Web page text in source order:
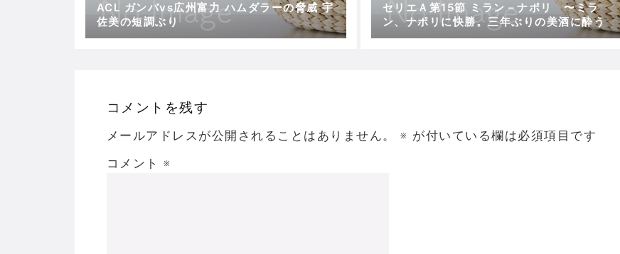
ACL ガンバvs広州富力 ハムダラーの脅威 宇
佐美の短調ぶり
セリエＡ第15節 ミラン－ナポリ 〜ミラ
ン、ナポリに快勝。三年ぶりの美酒に酔う
コメントを残す
メールアドレスが公開されることはありません。 ※ が付いている欄は必須項目です
コメント ※